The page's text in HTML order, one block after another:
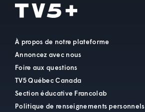
À propos de notre plateforme
Annoncez avec nous
Foire aux questions
TV5 Québec Canada
Section éducative Francolab
Politique de renseignements personnels